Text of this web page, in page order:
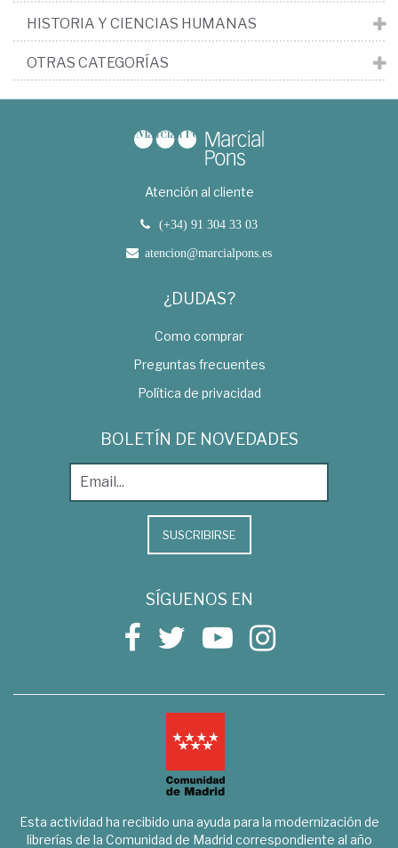
HISTORIA Y CIENCIAS HUMANAS
OTRAS CATEGORÍAS
Atención al cliente
(+34) 91 304 33 03
atencion@marcialpons.es
¿DUDAS?
Como comprar
Preguntas frecuentes
Política de privacidad
BOLETÍN DE NOVEDADES
SUSCRIBIRSE
SÍGUENOS EN
Esta actividad ha recibido una ayuda para la modernización de
librerías de la Comunidad de Madrid correspondiente al año